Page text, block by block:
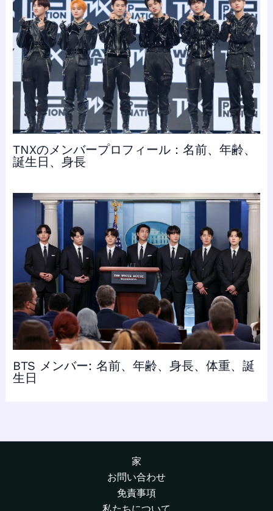
TNXのメンバープロフィール：名前、年齢、
誕生日、身長
BTS メンバー: 名前、年齢、身長、体重、誕
生日
家
お問い合わせ
免責事項